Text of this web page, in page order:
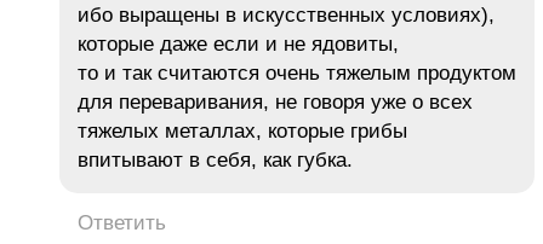
ибо выращены в искусственных условиях),
которые даже если и не ядовиты,
то и так считаются очень тяжелым продуктом
для переваривания, не говоря уже о всех
тяжелых металлах, которые грибы
впитывают в себя, как губка.
Ответить